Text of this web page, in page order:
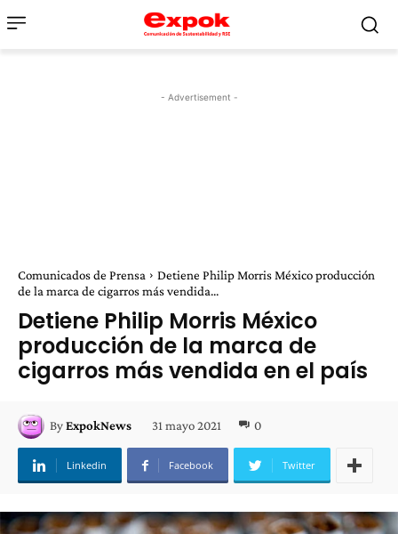
- Advertisement -
Comunicados de Prensa
Detiene Philip Morris México producción
de la marca de cigarros más vendida...
Detiene Philip Morris México
producción de la marca de
cigarros más vendida en el país
ByExpokNews 31 mayo 2021 0
Linkedin Facebook Twitter